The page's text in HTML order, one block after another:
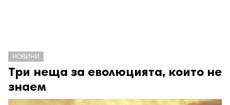
НОВИНИ
Три неща за еволюцията, които не
знаем